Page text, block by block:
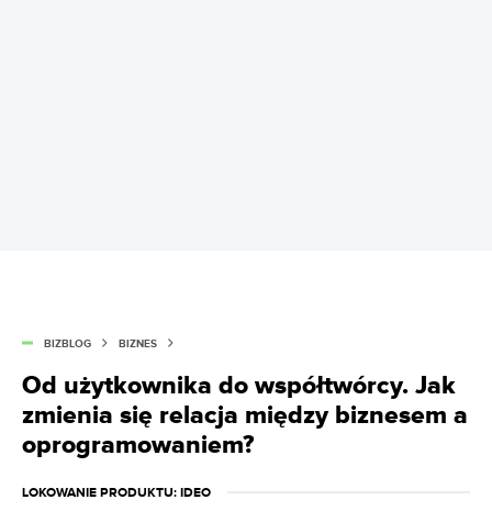
BIZBLOG BIZNES
Od użytkownika do współtwórcy. Jak
zmienia się relacja między biznesem a
oprogramowaniem?
LOKOWANIE PRODUKTU: IDEO